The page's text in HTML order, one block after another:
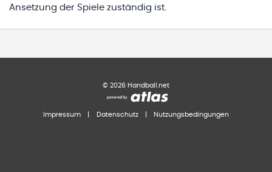
Ansetzung der Spiele zuständig ist.
© 2026 Handball.net
Impressum Datenschutz Nutzungsbedingungen